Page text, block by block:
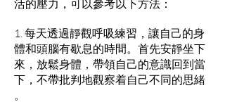
活的壓力，可以參考以下方法：
1. 每天透過靜觀呼吸練習，讓自己的身
體和頭腦有歇息的時間。首先安靜坐下
來，放鬆身體，帶領自己的意識回到當
下，不帶批判地觀察着自己不同的思緒
。